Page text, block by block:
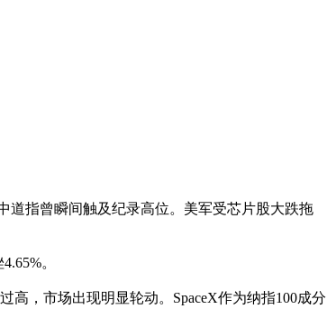
道指曾瞬间触及纪录高位。美军受芯片股大跌拖
。
，市场出现明显轮动。SpaceX作为纳指100成分